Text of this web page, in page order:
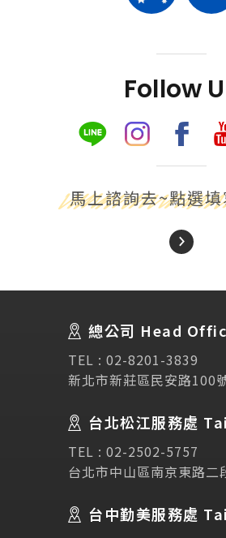
About Us 關於我們
講座活動
Testimonial 學生推薦
Links 相關連結
Follow
馬上諮詢去~點選
總公司 Head
TEL : 02-8201-3839
新北市新莊區民安路100
台北松江服務處
TEL : 02-2502-5757
台北市中山區南京東路二
台中勤美服務處